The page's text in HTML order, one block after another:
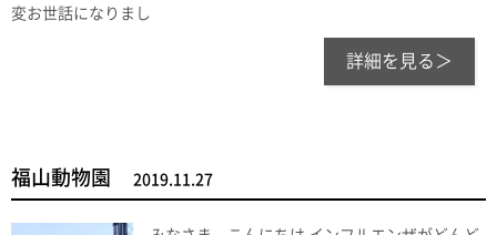
変お世話になりまし
詳細を見る＞
福山動物園 2019.11.27